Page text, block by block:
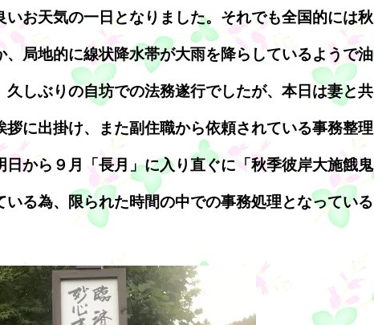
いお天気の一日となりました。それでも全国的には秋
、局地的に線状降水帯が大雨を降らしているようで油
久しぶりの自坊での法務遂行でしたが、本日は妻と共
拶に出掛け、また副住職から依頼されている事務整理
日から９月「長月」に入り直ぐに「秋季彼岸大施餓鬼
いる為、限られた時間の中での事務処理となっている